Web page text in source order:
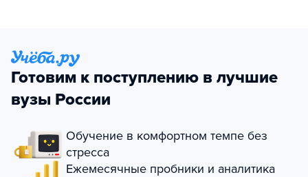
Готовим к поступлению в лучшие
вузы России
Обучение в комфортном темпе без
стресса
Ежемесячные пробники и аналитика